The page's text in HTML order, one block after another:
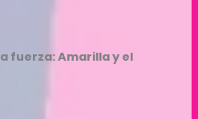
fuerza: Amarilla y el